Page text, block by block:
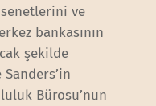
ve
bankasının
şekilde
Bürosu’nun